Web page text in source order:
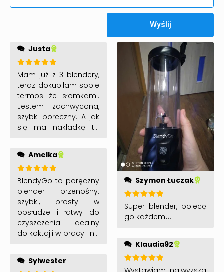
Justa
Oceniono
5 na 5
Mam już z 3 blendery,
teraz dokupiłam sobie
termos że słomkami.
Jestem zachwycona,
szybki poreczny. A jak
się ma nakładkę to
Jestem ZAKOCHANA. A
dzięki Wam moje
dzieci robią sobie
same owocowe
koktajle. POLECAM!!!!
Amelka
Oceniono
5na 5
BlendyGo to poręczny
blender przenośny:
szybki, prosty w
obsłudze i łatwy do
czyszczenia. Idealny
do koktajli w pracy i na
szczelny i bardzo
wygodny w
Sylwester
Szymon Łuczak
Oceniono
5 na 5
Super blender, polecę
go każdemu.
Klaudia92
Oceniono